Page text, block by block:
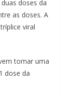
doses da
as doses. A
viral
tomar uma
dose da